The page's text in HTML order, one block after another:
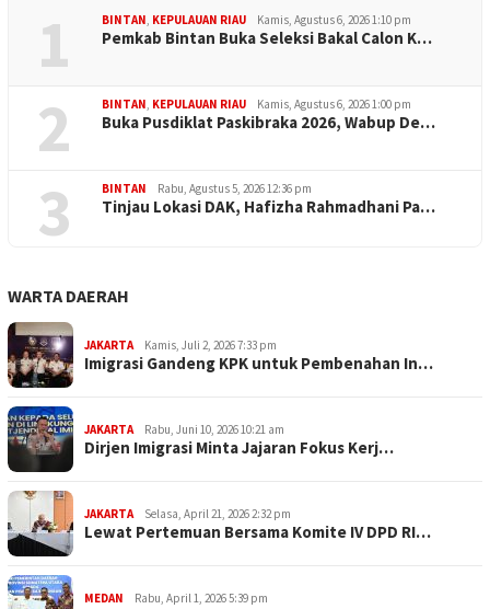
1 BINTAN KEPULAUAN RIAU Kamis, Agustus 6, 2026 1:10 pm
Pemkab Bintan Buka Seleksi Bakal Calon K…
2 BINTAN KEPULAUAN RIAU Kamis, Agustus 6, 2026 1:00 pm
Buka Pusdiklat Paskibraka 2026, Wabup De…
3 BINTAN Rabu, Agustus 5, 2026 12:36 pm
Tinjau Lokasi DAK, Hafizha Rahmadhani Pa…
WARTA DAERAH
JAKARTA Kamis, Juli 2, 2026 7:33 pm
Imigrasi Gandeng KPK untuk Pembenahan In…
JAKARTA Rabu, Juni 10, 2026 10:21 am
Dirjen Imigrasi Minta Jajaran Fokus Kerj…
JAKARTA Selasa, April 21, 2026 2:32 pm
Lewat Pertemuan Bersama Komite IV DPD RI…
MEDAN Rabu, April 1, 2026 5:39 pm